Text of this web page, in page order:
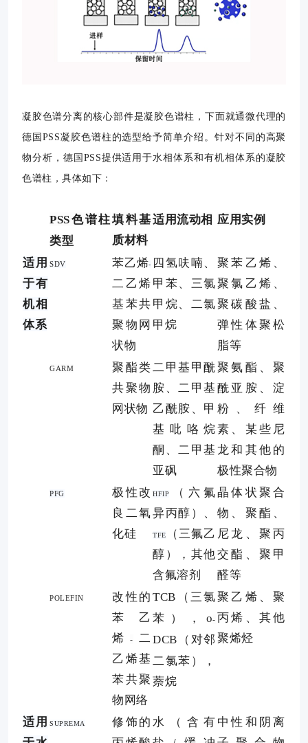
凝胶色谱分离的核心部件是凝胶色谱柱，下面就通微代理的
德国PSS凝胶色谱柱的选型给予简单介绍。针对不同的高聚
物分析，德国PSS提供适用于水相体系和有机相体系的凝胶
色谱柱，具体如下：
PSS色谱柱
类型
填料基
质材料
适用流动相 应用实例
适用
于有
机相
体系
SDV 苯乙烯-
二乙烯
基苯共
聚物网
状物
四氢呋喃、
甲苯、三氯
甲烷、二氯
甲烷
聚苯乙烯、
聚氯乙烯、
聚碳酸盐、
弹性体聚松
脂等
GARM
聚酯类
共聚物
网状物
二甲基甲酰
胺、二甲基
乙酰胺、甲
基吡咯烷
酮、二甲基
亚砜
聚氨酯、聚
酰亚胺、淀
粉、纤维
素、某些尼
龙和其他的
极性聚合物
PFG
极性改
良二氧
化硅
HFIP
（六氟
异丙醇）、
TFE
（三氟乙
醇），其他
含氟溶剂
晶体状聚合
物、聚酯、
尼龙、聚丙
交酯、聚甲
醛等
POLEFIN
改性的
苯乙
烯-
二
乙烯基
苯共聚
物网络
TCB （三氯
苯）， o-
DCB （对邻
二氯苯），
萘烷
聚乙烯、聚
丙烯、其他
聚烯烃
适用 SUPREMA
修饰的 水（含有 中性和阴离